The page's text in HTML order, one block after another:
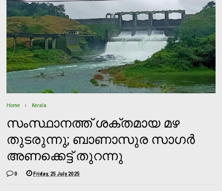
Home Kerala
സംസ്ഥാനത്ത് ശക്തമായ മഴ
തുടരുന്നു; ബാണാസുര സാഗര്‍
അണക്കെട്ട് തുറന്നു
0 Friday, 25 July 2025